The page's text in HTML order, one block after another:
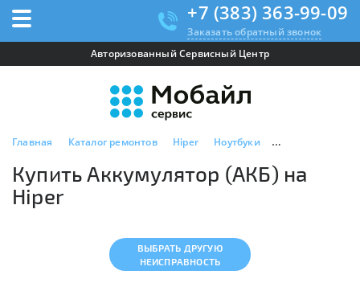
+7 (383) 363-99-09
Заказать обратный звонок
Авторизованный Сервисный Центр
Главная Каталог ремонтов Hiper Ноутбуки Купить
Купить Аккумулятор (АКБ) на
Hiper
ВЫБРАТЬ ДРУГУЮ
НЕИСПРАВНОСТЬ